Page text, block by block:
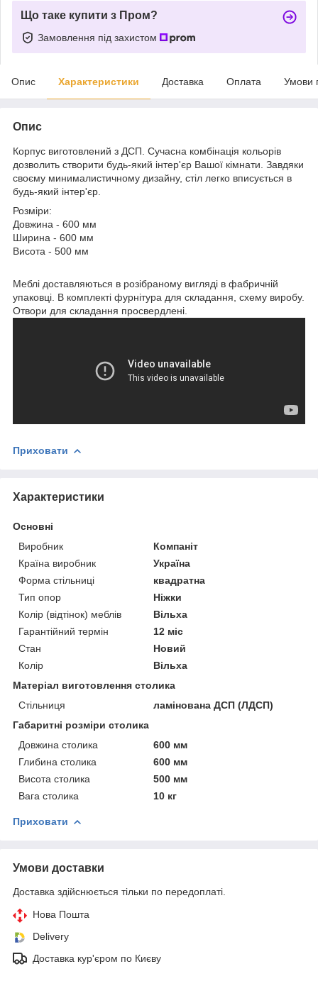
Що таке купити з Пром?
Замовлення під захистом
Опис Характеристики Доставка Оплата Умови
Опис
Корпус виготовлений з ДСП. Сучасна комбінація кольорів
дозволить створити будь-який інтер'єр Вашої кімнати. Завдяки
своєму минималистичному дизайну, стіл легко вписується в
будь-який інтер'єр.
Розміри:
Довжина - 600 мм
Ширина - 600 мм
Висота - 500 мм
Меблі доставляються в розібраному вигляді в фабричній
упаковці. В комплекті фурнітура для складання, схему виробу.
Отвори для складання просвердлені.
Приховати
Характеристики
Основні
Виробник
Компаніт
Країна виробник
Україна
Форма стільниці
квадратна
Тип опор
Ніжки
Колір (відтінок) меблів
Вільха
Гарантійний термін
12 міс
Стан
Новий
Колір
Вільха
Матеріал виготовлення столика
Стільниця
ламінована ДСП (ЛДСП)
Габаритні розміри столика
Довжина столика
600 мм
Глибина столика
600 мм
Висота столика
500 мм
Вага столика
10 кг
Приховати
Умови доставки
Доставка здійснюється тільки по передоплаті.
Нова Пошта
Delivery
Доставка кур'єром по Києву